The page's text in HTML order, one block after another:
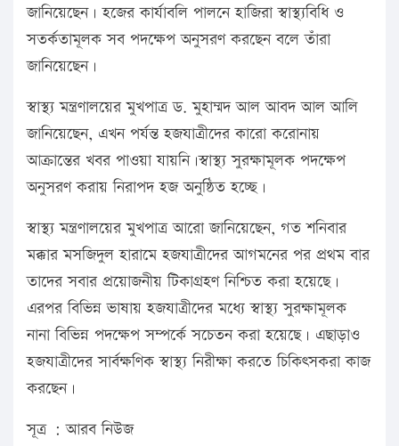
জানিয়েছেন। হজের কার্যাবলি পালনে হাজিরা স্বাস্থ্যবিধি ও
সতর্কতামূলক সব পদক্ষেপ অনুসরণ করছেন বলে তাঁরা
জানিয়েছেন।
স্বাস্থ্য মন্ত্রণালয়ের মুখপাত্র ড. মুহাম্মদ আল আবদ আল আলি
জানিয়েছেন, এখন পর্যন্ত হজযাত্রীদের কারো করোনায়
আক্রান্তের খবর পাওয়া যায়নি।স্বাস্থ্য সুরক্ষামূলক পদক্ষেপ
অনুসরণ করায় নিরাপদ হজ অনুষ্ঠিত হচ্ছে।
স্বাস্থ্য মন্ত্রণালয়ের মুখপাত্র আরো জানিয়েছেন, গত শনিবার
মক্কার মসজিদুল হারামে হজযাত্রীদের আগমনের পর প্রথম বার
তাদের সবার প্রয়োজনীয় টিকাগ্রহণ নিশ্চিত করা হয়েছে।
এরপর বিভিন্ন ভাষায় হজযাত্রীদের মধ্যে স্বাস্থ্য সুরক্ষামূলক
নানা বিভিন্ন পদক্ষেপ সম্পর্কে সচেতন করা হয়েছে। এছাড়াও
হজযাত্রীদের সার্বক্ষণিক স্বাস্থ্য নিরীক্ষা করতে চিকিৎসকরা কাজ
করছেন।
সূত্র : আরব নিউজ